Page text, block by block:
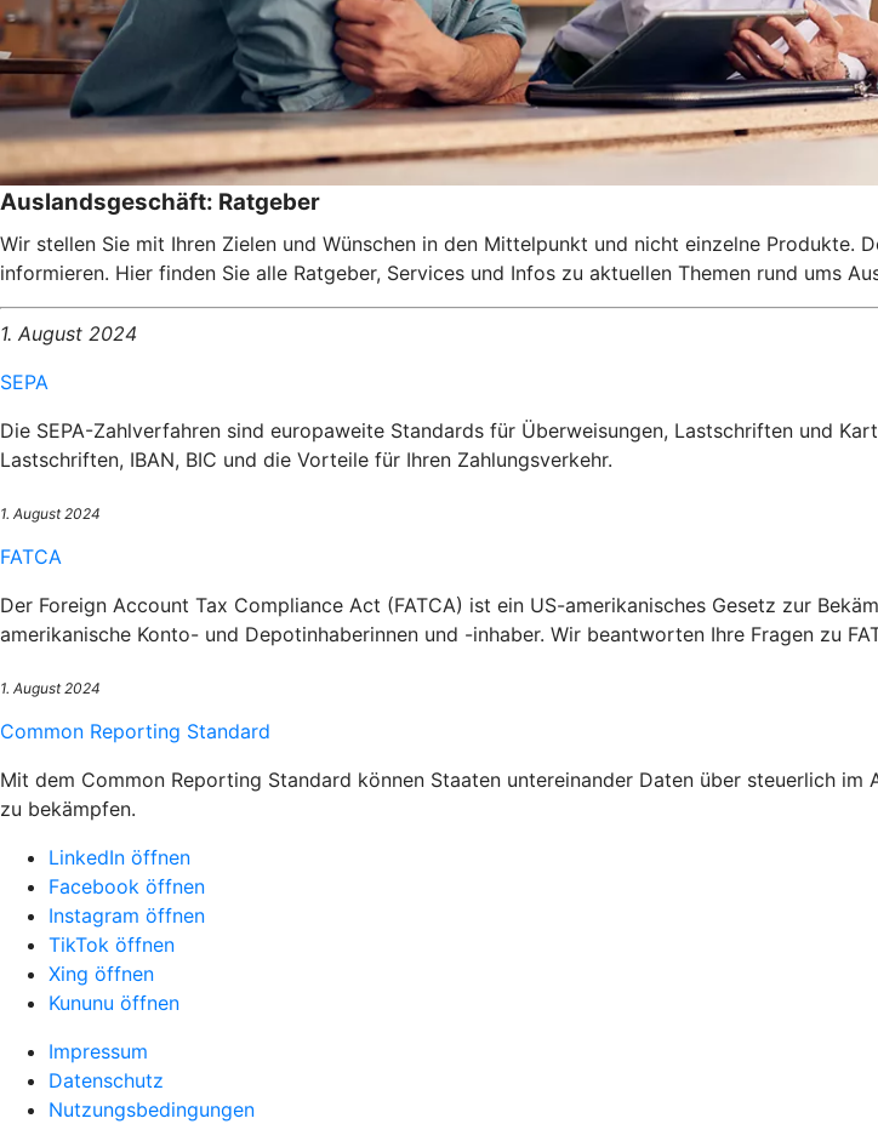
Auslandsgeschäft: Ratgeber
Wir stellen Sie mit Ihren Zielen und Wünschen in den Mittelpunkt und nicht einzelne Produkte.
informieren. Hier finden Sie alle Ratgeber, Services und Infos zu aktuellen Themen rund ums
1. August 2024
SEPA
Die SEPA-Zahlverfahren sind europaweite Standards für Überweisungen, Lastschriften und
Lastschriften, IBAN, BIC und die Vorteile für Ihren Zahlungsverkehr.
1. August 2024
FATCA
Der Foreign Account Tax Compliance Act (FATCA) ist ein US-amerikanisches Gesetz zur
amerikanische Konto- und Depotinhaberinnen und -inhaber. Wir beantworten Ihre Fragen zu
1. August 2024
Common Reporting Standard
Mit dem Common Reporting Standard können Staaten untereinander Daten über steuerlich
zu bekämpfen.
LinkedIn öffnen
Facebook öffnen
Instagram öffnen
TikTok öffnen
Xing öffnen
Kununu öffnen
Impressum
Datenschutz
Nutzungsbedingungen